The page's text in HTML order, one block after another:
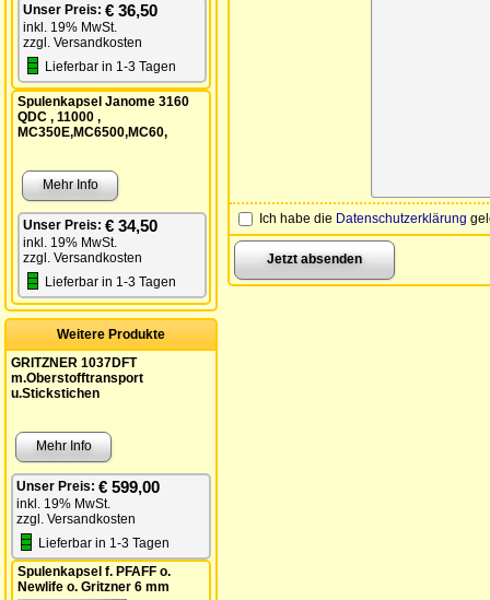
Unser Preis: € 36,50
inkl. 19% MwSt.
zzgl. Versandkosten
Lieferbar in 1-3 Tagen
Spulenkapsel Janome 3160
QDC , 11000 ,
MC350E,MC6500,MC60,
Mehr Info
Unser Preis: € 34,50
inkl. 19% MwSt.
zzgl. Versandkosten
Lieferbar in 1-3 Tagen
Weitere Produkte
GRITZNER 1037DFT
m.Oberstofftransport
u.Stickstichen
Mehr Info
Unser Preis: € 599,00
inkl. 19% MwSt.
zzgl. Versandkosten
Lieferbar in 1-3 Tagen
Spulenkapsel f. PFAFF o.
Newlife o. Gritzner 6 mm
Ich habe die Datenschutzerklärung